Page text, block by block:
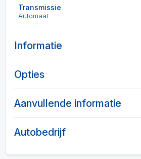
Transmissie
Automaat
Informatie
Opties
Aanvullende informatie
Autobedrijf